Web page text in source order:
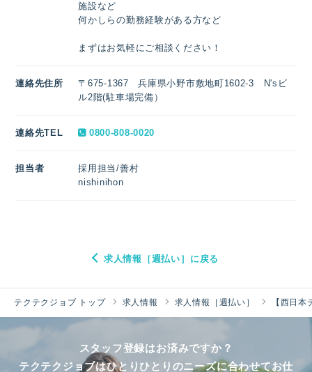
施設など
何かしらの勤務経験がある方など
まずはお気軽にご相談ください！
連絡先住所
〒675-1367 兵庫県小野市敷地町1602-3 N'sビ
ル2階(駐車場完備）
連絡先TEL 0800-808-0020
担当者
採用担当/善村
nishinihon
求人情報［週払い］に戻る
テクテクジョブ トップ 求人情報 求人情報［週払い］ 【西日
スタッフ登録はお済みですか？
テクテクジョブはひとりひとりのニーズに合わせてお仕